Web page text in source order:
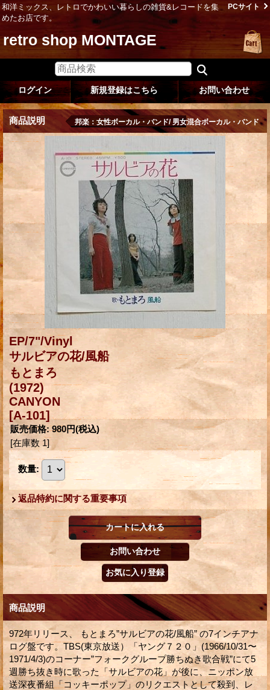
和洋ミックス、レトロでかわいい暮らしの雑貨&レコードを集
めたお店です。
PCサイト
retro shop MONTAGE
ログイン 新規登録はこちら お問い合わせ
商品説明 邦楽：女性ボーカル・バンド/ 男女混合ボーカル・バンド
EP/7"/Vinyl
サルビアの花/風船
もとまろ
(1972)
CANYON
[A-101]
販売価格: 980円(税込)
[在庫数 1]
数量:
返品特約に関する重要事項
商品説明
972年リリース、 もとまろ”サルビアの花/風船” の7インチアナ
ログ盤です。TBS(東京放送）「ヤング７２０」(1966/10/31〜
1971/4/3)のコーナー”フォークグループ勝ちぬき歌合戦”にて5
週勝ち抜き時に歌った「サルビアの花」が後に、ニッポン放
送深夜番組「コッキーポップ」のリクエストとして殺到、レ